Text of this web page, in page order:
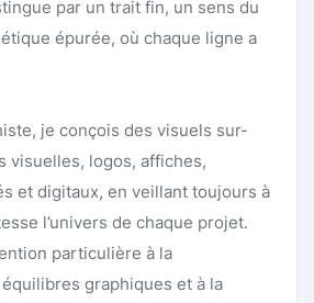
par un trait fin, un sens du
épurée, où chaque ligne a
je conçois des visuels sur-
visuelles, logos, affiches,
et digitaux, en veillant toujours à
l’univers de chaque projet.
particulière à la
graphiques et à la